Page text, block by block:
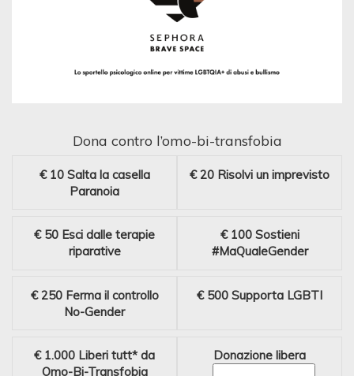
Dona contro l’omo-bi-transfobia
€ 10 Salta la casella
Paranoia
€ 20 Risolvi un imprevisto
€ 50 Esci dalle terapie
riparative
€ 100 Sostieni
#MaQualeGender
€ 250 Ferma il controllo
No-Gender
€ 500 Supporta LGBTI
€ 1.000 Liberi tutt* da
Omo-Bi-Transfobia
Donazione libera